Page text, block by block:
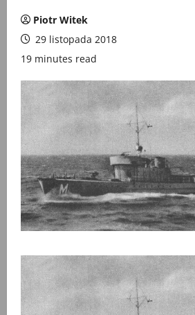
Piotr Witek
29 listopada 2018
19 minutes read